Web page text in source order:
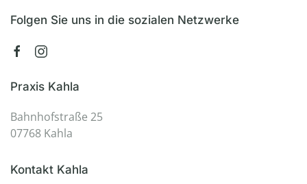
Folgen Sie uns in die sozialen Netzwerke
Praxis Kahla
Bahnhofstraße 25
07768 Kahla
Kontakt Kahla